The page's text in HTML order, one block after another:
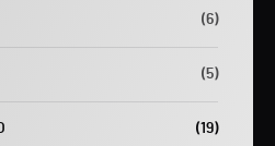
(6)
(5)
(19)